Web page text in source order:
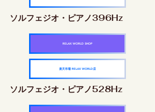
ソルフェジオ・ピアノ396Hz
RELAX WORLD SHOP
楽天市場 RELAX WORLD店
ソルフェジオ・ピアノ528Hz